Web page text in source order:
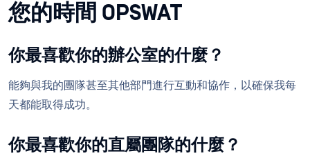
您的時間 OPSWAT
你最喜歡你的辦公室的什麼？
能夠與我的團隊甚至其他部門進行互動和協作，以確保我每
天都能取得成功。
你最喜歡你的直屬團隊的什麼？